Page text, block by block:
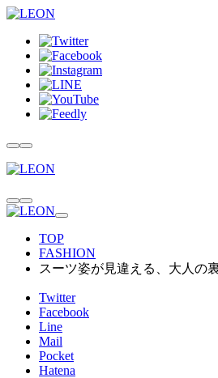
TOP
FASHION
スーツ姿が見違える、大人の
Twitter
Facebook
Line
Mail
Pocket
Hatena